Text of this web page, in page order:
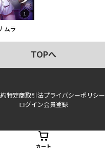
ムラ
TOPへ
特定商取引法プライバシーポリシー
ログイン会員登録
カート